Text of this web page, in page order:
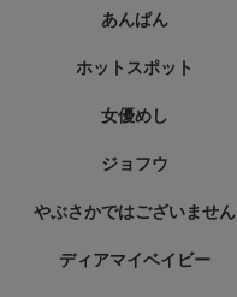
あんぱん
ホットスポット
女優めし
ジョフウ
やぶさかではございません
ディアマイベイビー